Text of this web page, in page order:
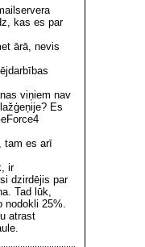
kas es par
ārā, nevis
viņiem nav
Es
tam es arī
ir
dzirdējis par
Tad lūk,
nodokli 25%.
atrast